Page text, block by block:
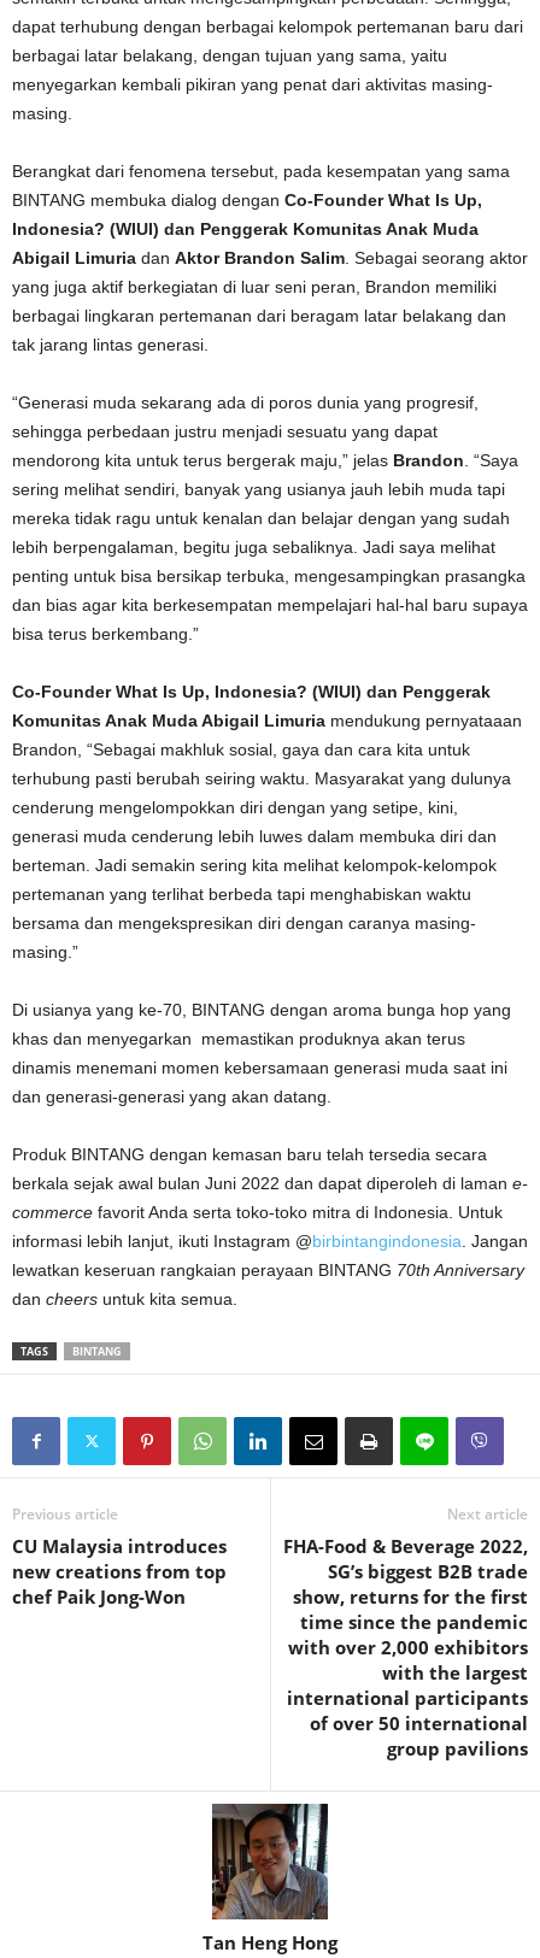
dapat terhubung dengan berbagai kelompok pertemanan baru dari
berbagai latar belakang, dengan tujuan yang sama, yaitu
menyegarkan kembali pikiran yang penat dari aktivitas masing-
masing.
Berangkat dari fenomena tersebut, pada kesempatan yang sama
BINTANG membuka dialog dengan Co-Founder What Is Up,
Indonesia? (WIUI) dan Penggerak Komunitas Anak Muda
Abigail Limuria dan Aktor Brandon Salim . Sebagai seorang aktor
yang juga aktif berkegiatan di luar seni peran, Brandon memiliki
berbagai lingkaran pertemanan dari beragam latar belakang dan
tak jarang lintas generasi.
“Generasi muda sekarang ada di poros dunia yang progresif,
sehingga perbedaan justru menjadi sesuatu yang dapat
mendorong kita untuk terus bergerak maju,” jelas Brandon . “Saya
sering melihat sendiri, banyak yang usianya jauh lebih muda tapi
mereka tidak ragu untuk kenalan dan belajar dengan yang sudah
lebih berpengalaman, begitu juga sebaliknya. Jadi saya melihat
penting untuk bisa bersikap terbuka, mengesampingkan prasangka
dan bias agar kita berkesempatan mempelajari hal-hal baru supaya
bisa terus berkembang.”
Co-Founder What Is Up, Indonesia? (WIUI) dan Penggerak
Komunitas Anak Muda Abigail Limuria mendukung pernyataaan
Brandon, “Sebagai makhluk sosial, gaya dan cara kita untuk
terhubung pasti berubah seiring waktu. Masyarakat yang dulunya
cenderung mengelompokkan diri dengan yang setipe, kini,
generasi muda cenderung lebih luwes dalam membuka diri dan
berteman. Jadi semakin sering kita melihat kelompok-kelompok
pertemanan yang terlihat berbeda tapi menghabiskan waktu
bersama dan mengekspresikan diri dengan caranya masing-
masing.”
Di usianya yang ke-70, BINTANG dengan aroma bunga hop yang
khas dan menyegarkan memastikan produknya akan terus
dinamis menemani momen kebersamaan generasi muda saat ini
dan generasi-generasi yang akan datang.
Produk BINTANG dengan kemasan baru telah tersedia secara
berkala sejak awal bulan Juni 2022 dan dapat diperoleh di laman e-
commerce favorit Anda serta toko-toko mitra di Indonesia. Untuk
informasi lebih lanjut, ikuti Instagram @birbintangindonesia . Jangan
lewatkan keseruan rangkaian perayaan BINTANG 70th Anniversary
dan cheers untuk kita semua.
TAGS BINTANG
Previous article
CU Malaysia introduces
new creations from top
chef Paik Jong-Won
Next article
FHA-Food & Beverage 2022,
SG’s biggest B2B trade
show, returns for the first
time since the pandemic
with over 2,000 exhibitors
with the largest
international participants
of over 50 international
group pavilions
Tan Heng Hong